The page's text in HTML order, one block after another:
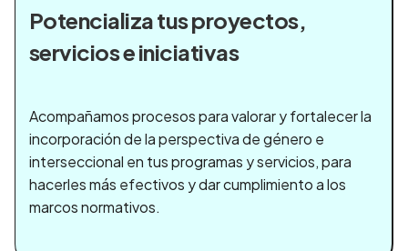
Potencializa tus proyectos,
servicios e iniciativas
Acompañamos procesos para valorar y fortalecer la
incorporación de la perspectiva de género e
interseccional en tus programas y servicios, para
hacerles más efectivos y dar cumplimiento a los
marcos normativos.